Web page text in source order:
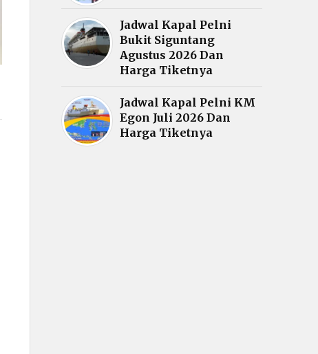
Jadwal Kapal Pelni
Bukit Siguntang
Agustus 2026 Dan
Harga Tiketnya
Jadwal Kapal Pelni KM
Egon Juli 2026 Dan
Harga Tiketnya